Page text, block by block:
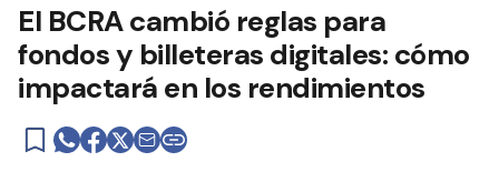
El BCRA cambió reglas para
fondos y billeteras digitales: cómo
impactará en los rendimientos